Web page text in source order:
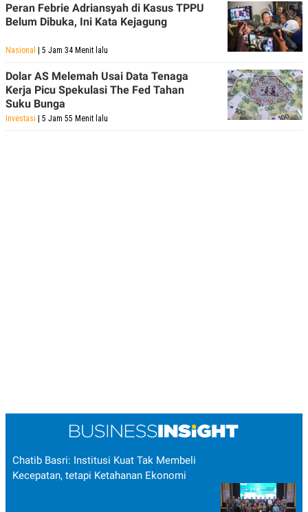
Peran Febrie Adriansyah di Kasus TPPU
Belum Dibuka, Ini Kata Kejagung
Nasional | 5 Jam 34 Menit lalu
Dolar AS Melemah Usai Data Tenaga
Kerja Picu Spekulasi The Fed Tahan
Suku Bunga
Investasi | 5 Jam 55 Menit lalu
Chatib Basri: Institusi Kuat Tak Membeli
Kecepatan, tetapi Ketahanan Ekonomi